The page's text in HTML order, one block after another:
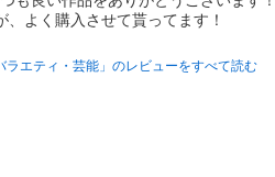
、よく購入させて貰ってます！
ラエティ・芸能」のレビューをすべて読む